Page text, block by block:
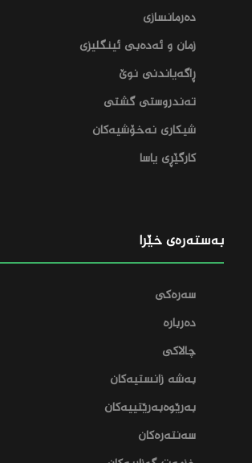
دەرمانسازی
زمان و ئەدەبی ئینگلیزی
ڕاگەیاندنی نوێ
تەندروستی گشتی
شیکاری نەخۆشیەکان
کارگێڕی یاسا
بەستەرەی خێرا
سەرەکی
دەربارە
چالاکی
بەشە زانستیەکان
بەرێوەبەرێتییەکان
سەنتەرەکان